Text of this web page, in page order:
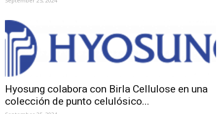
Hyosung colabora con Birla Cellulose en una
colección de punto celulósico...